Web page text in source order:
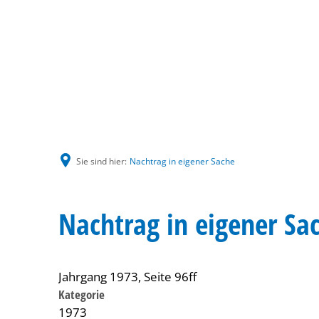
Sie sind hier: Nachtrag in eigener Sache
Nachtrag in eigener
Jahrgang 1973, Seite 96ff
Kategorie
1973